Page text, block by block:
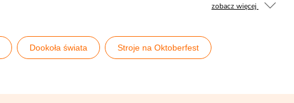
zobacz więcej
Dookoła świata Stroje na Oktoberfest